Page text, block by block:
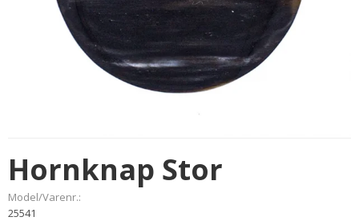
Hornknap Stor
Model/Varenr.:
25541